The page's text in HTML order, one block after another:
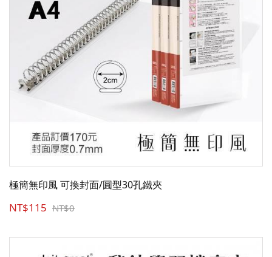
極簡無印風 可換封面/圓型30孔鐵夾
NT$115 NT$0